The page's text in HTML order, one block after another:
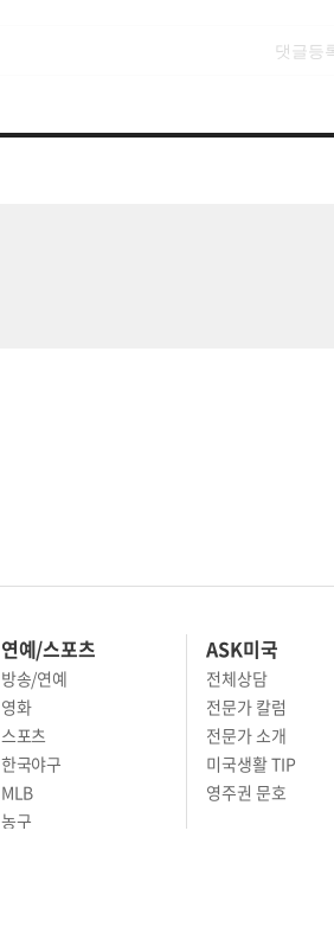
연예/스포츠
방송/연예
영화
스포츠
한국야구
ASK미국
전체상담
전문가 칼럼
전문가 소개